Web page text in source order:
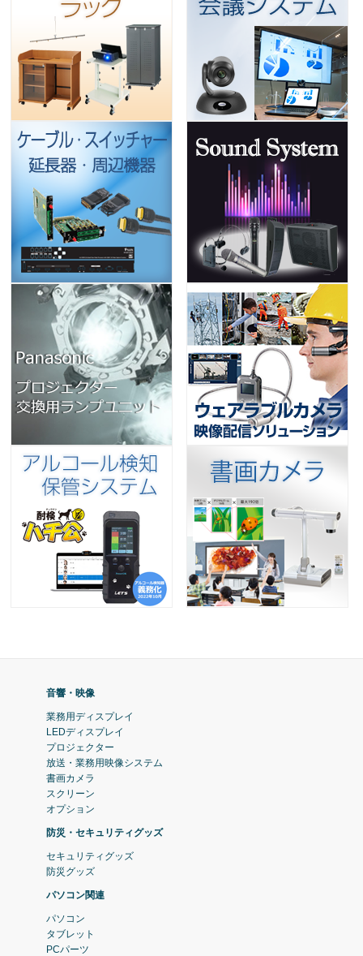
音響・映像
業務用ディスプレイ
LEDディスプレイ
プロジェクター
放送・業務用映像システム
書画カメラ
スクリーン
オプション
防災・セキュリティグッズ
セキュリティグッズ
防災グッズ
パソコン関連
パソコン
タブレット
PCパーツ